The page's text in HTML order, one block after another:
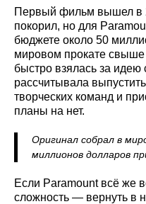
Первый фильм вышел в
покорил, но для
бюджете около 50
мировом прокате
быстро взялась за идею
рассчитывала
творческих команд и
планы на нет.
Оригинал собрал в
миллионов долларов
Если Paramount всё же
сложность — вернуть в